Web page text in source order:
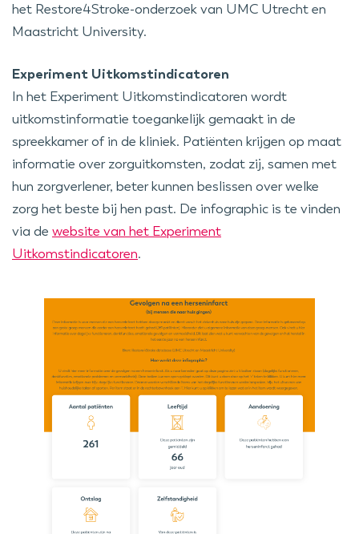
het Restore4Stroke-onderzoek van UMC Utrecht en
Maastricht University.
Experiment Uitkomstindicatoren
In het Experiment Uitkomstindicatoren wordt
uitkomstinformatie toegankelijk gemaakt in de
spreekkamer of in de kliniek. Patiënten krijgen op maat
informatie over zorguitkomsten, zodat zij, samen met
hun zorgverlener, beter kunnen beslissen over welke
zorg het beste bij hen past. De infographic is te vinden
via de website van het Experiment
Uitkomstindicatoren.